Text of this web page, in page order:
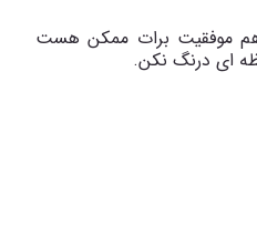
هم موفقیت برات ممکن هست
ای درنگ نکن.